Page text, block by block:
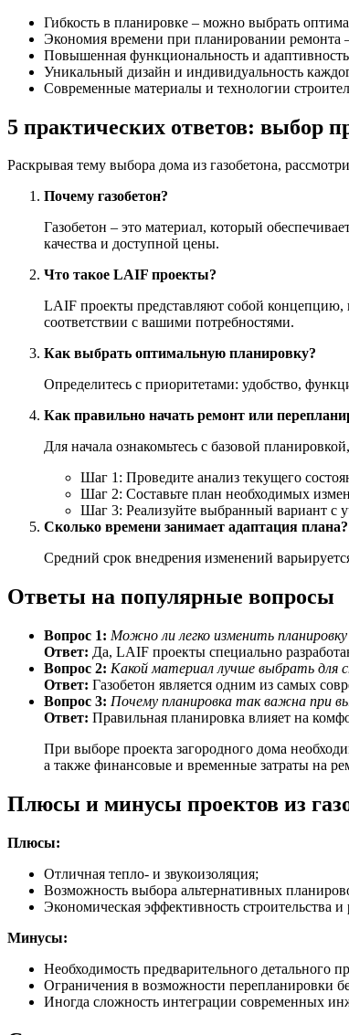
Гибкость в планировке – можно выбрать
Экономия времени при планировании ремонта
Повышенная функциональность и
Уникальный дизайн и индивидуальность
Современные материалы и технологии
5 практических ответов: выбор
Раскрывая тему выбора дома из газобетона,
Почему газобетон?
Газобетон – это материал, который
качества и доступной цены.
Что такое LAIF проекты?
LAIF проекты представляют собой концепцию,
соответствии с вашими потребностями.
Как выбрать оптимальную планировку?
Определитесь с приоритетами: удобство,
Как правильно начать ремонт или
Для начала ознакомьтесь с базовой
Шаг 1: Проведите анализ текущего
Шаг 2: Составьте план необходимых
Шаг 3: Реализуйте выбранный вариант с
Сколько времени занимает адаптация плана?
Средний срок внедрения изменений
Ответы на популярные вопросы
Вопрос 1: Можно ли легко изменить
Ответ: Да, LAIF проекты специально
Вопрос 2: Какой материал лучше выбрать для
Ответ: Газобетон является одним из самых
Вопрос 3: Почему планировка так важна при
Ответ: Правильная планировка влияет на
При выборе проекта загородного дома
а также финансовые и временные затраты на
Плюсы и минусы проектов из
Плюсы:
Отличная тепло- и звукоизоляция;
Возможность выбора альтернативных
Экономическая эффективность строительства и
Минусы:
Необходимость предварительного детального
Ограничения в возможности перепланировки
Иногда сложность интеграции современных